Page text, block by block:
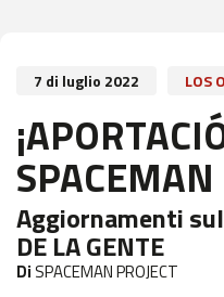
7 di luglio 2022 LOS
SPACEMAN
Aggiornamenti
DE LA GENTE
DiSPACEMAN PROJECT